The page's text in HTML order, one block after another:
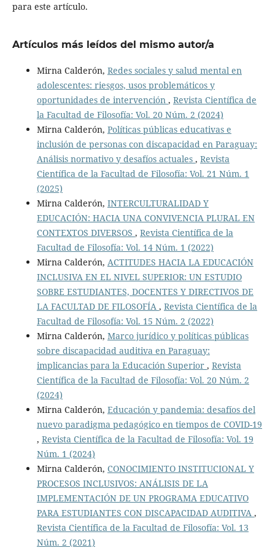
para este artículo.
Artículos más leídos del mismo autor/a
Mirna Calderón, Redes sociales y salud mental en
adolescentes: riesgos, usos problemáticos y
oportunidades de intervención , Revista Científica de
la Facultad de Filosofía: Vol. 20 Núm. 2 (2024)
Mirna Calderón, Políticas públicas educativas e
inclusión de personas con discapacidad en Paraguay:
Análisis normativo y desafíos actuales , Revista
Científica de la Facultad de Filosofía: Vol. 21 Núm. 1
(2025)
Mirna Calderón, INTERCULTURALIDAD Y
EDUCACIÓN: HACIA UNA CONVIVENCIA PLURAL EN
CONTEXTOS DIVERSOS , Revista Científica de la
Facultad de Filosofía: Vol. 14 Núm. 1 (2022)
Mirna Calderón, ACTITUDES HACIA LA EDUCACIÓN
INCLUSIVA EN EL NIVEL SUPERIOR: UN ESTUDIO
SOBRE ESTUDIANTES, DOCENTES Y DIRECTIVOS DE
LA FACULTAD DE FILOSOFÍA , Revista Científica de la
Facultad de Filosofía: Vol. 15 Núm. 2 (2022)
Mirna Calderón, Marco jurídico y políticas públicas
sobre discapacidad auditiva en Paraguay:
implicancias para la Educación Superior , Revista
Científica de la Facultad de Filosofía: Vol. 20 Núm. 2
(2024)
Mirna Calderón, Educación y pandemia: desafíos del
nuevo paradigma pedagógico en tiempos de COVID-19
, Revista Científica de la Facultad de Filosofía: Vol. 19
Núm. 1 (2024)
Mirna Calderón, CONOCIMIENTO INSTITUCIONAL Y
PROCESOS INCLUSIVOS: ANÁLISIS DE LA
IMPLEMENTACIÓN DE UN PROGRAMA EDUCATIVO
PARA ESTUDIANTES CON DISCAPACIDAD AUDITIVA ,
Revista Científica de la Facultad de Filosofía: Vol. 13
Núm. 2 (2021)